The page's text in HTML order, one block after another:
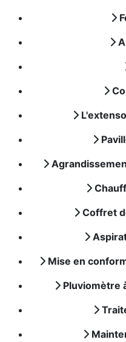
Coffret
Mise en
Pluviomètre